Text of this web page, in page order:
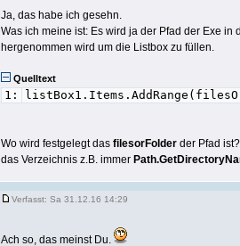
Ja, das habe ich gesehn.
Was ich meine ist: Es wird ja der Pfad der Exe
hergenommen wird um die Listbox zu füllen.
Quelltext
1:
Wo wird festgelegt das filesorFolder der Pfad
das Verzeichnis z.B. immer
Verfasst: Sa 31.12.16 14:29
Ach so, das meinst Du.